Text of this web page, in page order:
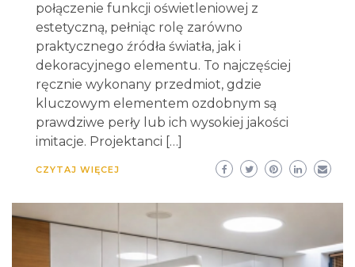
połączenie funkcji oświetleniowej z
estetyczną, pełniąc rolę zarówno
praktycznego źródła światła, jak i
dekoracyjnego elementu. To najczęściej
ręcznie wykonany przedmiot, gdzie
kluczowym elementem ozdobnym są
prawdziwe perły lub ich wysokiej jakości
imitacje. Projektanci […]
CZYTAJ WIĘCEJ